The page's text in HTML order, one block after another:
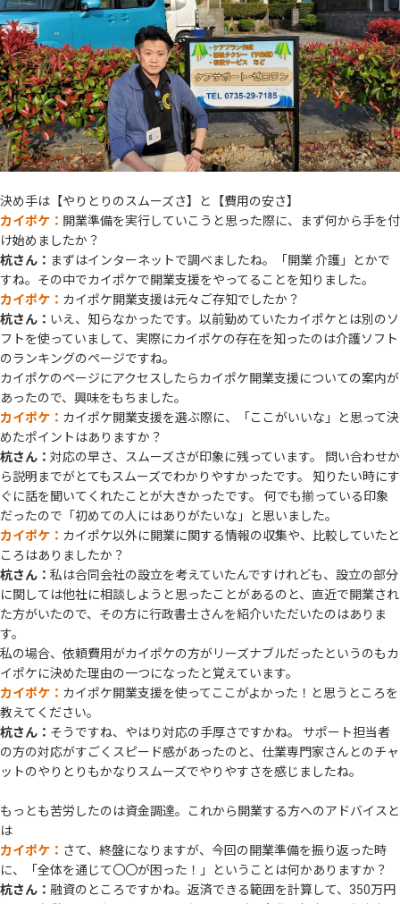
決め手は【やりとりのスムーズさ】と【費用の安さ】
カイポケ： 開業準備を実行していこうと思った際に、まず何から手を付
け始めましたか？
杭さん： まずはインターネットで調べましたね。「開業 介護」とかで
すね。その中でカイポケで開業支援をやってることを知りました。
カイポケ： カイポケ開業支援は元々ご存知でしたか？
杭さん： いえ、知らなかったです。以前勤めていたカイポケとは別のソ
フトを使っていまして、実際にカイポケの存在を知ったのは介護ソフト
のランキングのページですね。
カイポケのページにアクセスしたらカイポケ開業支援についての案内が
あったので、興味をもちました。
カイポケ： カイポケ開業支援を選ぶ際に、「ここがいいな」と思って決
めたポイントはありますか？
杭さん： 対応の早さ、スムーズさが印象に残っています。 問い合わせか
ら説明までがとてもスムーズでわかりやすかったです。 知りたい時にす
ぐに話を聞いてくれたことが大きかったです。 何でも揃っている印象
だったので「初めての人にはありがたいな」と思いました。
カイポケ： カイポケ以外に開業に関する情報の収集や、比較していたと
ころはありましたか？
杭さん： 私は合同会社の設立を考えていたんですけれども、設立の部分
に関しては他社に相談しようと思ったことがあるのと、直近で開業され
た方がいたので、その方に行政書士さんを紹介いただいたのはありま
す。
私の場合、依頼費用がカイポケの方がリーズナブルだったというのもカ
イポケに決めた理由の一つになったと覚えています。
カイポケ： カイポケ開業支援を使ってここがよかった！と思うところを
教えてください。
杭さん： そうですね、やはり対応の手厚さですかね。 サポート担当者
の方の対応がすごくスピード感があったのと、仕業専門家さんとのチャ
ットのやりとりもかなりスムーズでやりやすさを感じましたね。
もっとも苦労したのは資金調達。これから開業する方へのアドバイスと
は
カイポケ： さて、終盤になりますが、今回の開業準備を振り返った時
に、「全体を通じて〇〇が困った！」ということは何かありますか？
杭さん： 融資のところですかね。返済できる範囲を計算して、350万円